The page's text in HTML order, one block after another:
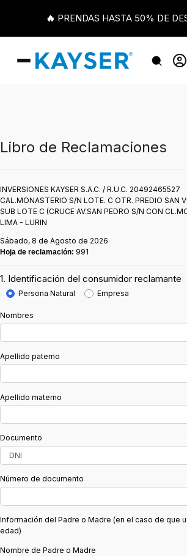
🔥 PRENDAS HASTA 50% DE
Libro de Reclamaciones
INVERSIONES KAYSER S.A.C. / R.U.C. 20492465527
CAL.MONASTERIO S/N LOTE. C OTR. PREDIO SAN
SUB LOTE C (CRUCE AV.SAN PEDRO S/N CON
LIMA - LURIN
Sábado, 8 de Agosto de 2026
Hoja de reclamación: 991
1. Identificación del consumidor reclamante
Persona Natural Empresa
Nombres
Apellido paterno
Apellido materno
Documento
Número de documento
Información del Padre o Madre (en el caso de que
edad)
Nombre de Padre o Madre